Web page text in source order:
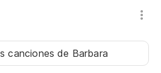
cancionesde Barbara